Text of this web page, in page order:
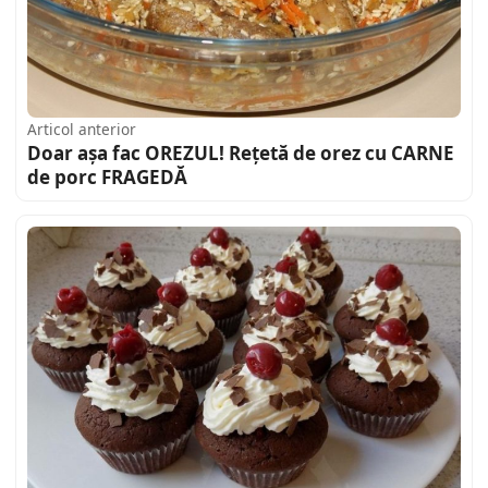
Articol anterior
Doar așa fac OREZUL! Rețetă de orez cu CARNE
de porc FRAGEDĂ